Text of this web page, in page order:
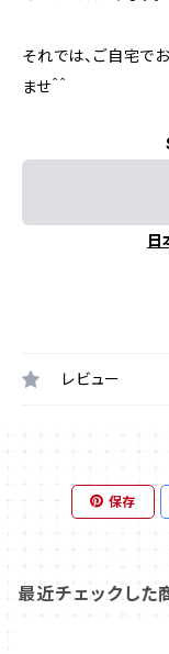
それでは、ご自宅で
ませ＾＾
日
レビュー
保存
最近チェックした